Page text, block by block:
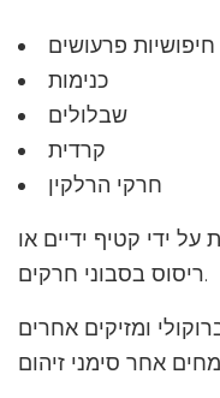
חיפושיות פרעושים
כנימות
שבלולים
קרדית
חרקי הרלקין
ידי קטיף ידיים או
ריסוס בסבוני חרקים.
ומזיקים אחרים